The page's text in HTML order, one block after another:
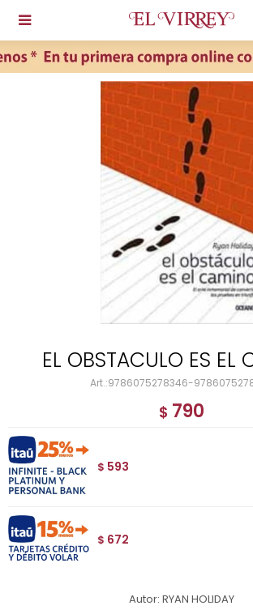

EL OBSTACULO ES EL
9786075278346-
$ 790
$ 593
$ 672
Autor: RYAN HOLIDAY